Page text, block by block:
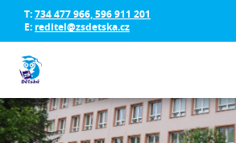
T:734 477 966, 596 911 201
E: reditel@zsdetska.cz